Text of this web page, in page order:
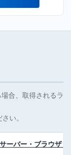
合、取得されるラ
い。
ーバー・ブラウザ・